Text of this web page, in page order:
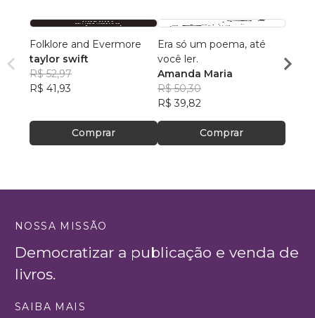
Folklore and Evermore
taylor swift
R$ 52,97
R$ 41,93
Comprar
Era só um poema, até
você ler.
Amanda Maria
R$ 50,30
R$ 39,82
Comprar
Ana
R$
NOSSA MISSÃO
Democratizar a publicação e venda de
livros.
SAIBA MAIS